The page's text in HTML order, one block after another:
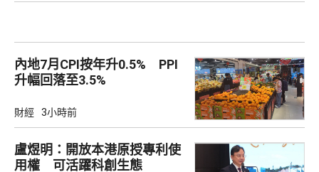
內地7月CPI按年升0.5% PPI
升幅回落至3.5%
財經 3小時前
盧煜明：開放本港原授專利使
用權 可活躍科創生態